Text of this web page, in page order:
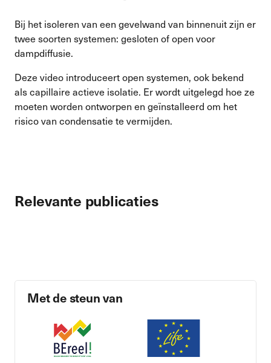
Bij het isoleren van een gevelwand van binnenuit zijn er
twee soorten systemen: gesloten of open voor
dampdiffusie.
Deze video introduceert open systemen, ook bekend
als capillaire actieve isolatie. Er wordt uitgelegd hoe ze
moeten worden ontworpen en geïnstalleerd om het
risico van condensatie te vermijden.
Relevante publicaties
Met de steun van